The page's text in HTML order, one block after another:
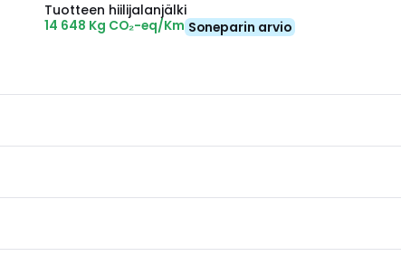
Tuotteen hiilijalanjälki
14 648 Kg CO₂-eq/Km Soneparin arvio